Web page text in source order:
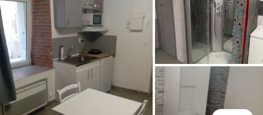
Je cherche un logement
Je propose un bien
Villes